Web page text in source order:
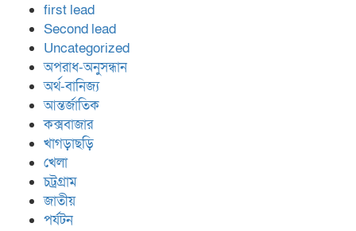
first lead
Second lead
Uncategorized
অপরাধ-অনুসন্ধান
অর্থ-বানিজ্য
আন্তর্জাতিক
কক্সবাজার
খাগড়াছড়ি
খেলা
চট্রগ্রাম
জাতীয়
পর্যটন